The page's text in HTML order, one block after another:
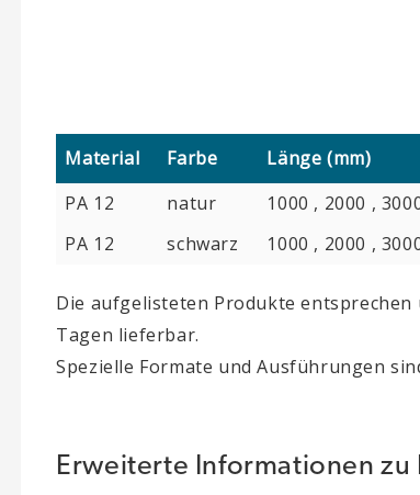
Material Farbe Länge (mm)
PA 12
natur 1000 , 2000 ,
PA 12
schwarz 1000 , 2000 ,
Die aufgelisteten Produkte
Tagen lieferbar.
Spezielle Formate und Ausführungen
Erweiterte Informationen zu